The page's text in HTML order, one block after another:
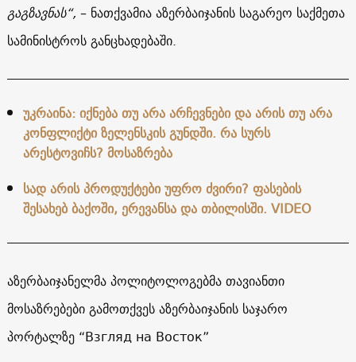
გაგზავნას“, – ნათქვამია აზერბაიჯანის საგარეო საქმეთა
სამინისტროს განცხადებაში.
უკრაინა: იქნება თუ არა არჩევნები და არის თუ არა
კონფლიქტი ზელენსკის გუნდში. რა სურს
არესტოვიჩს? მოსაზრება
სად არის პროდუქტები უფრო ძვირი? ფასების
შესახებ ბაქოში, ერევანსა და თბილისში. VIDEO
აზერბაიჯანელმა პოლიტოლოგებმა თავიანთი
მოსაზრებები გამოთქვეს აზერბაიჯანის საჯარო
პორტალზე “Взгляд на Восток”